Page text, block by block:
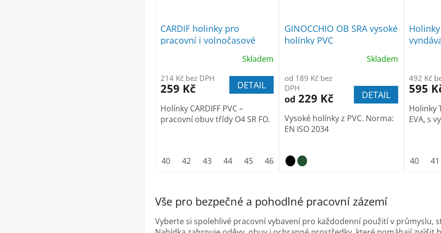
CARDIF holinky pro
pracovní i volnočasové
Skladem
214 Kč bez DPH
259 Kč DETAIL
Holínky CARDIFF PVC –
pracovní obuv třídy O4 SR FO.
40 42 43 44 45 46 47
GINOCCHIO OB SRA vysoké
holínky PVC
Skladem
od 189 Kč bez
DPH
od 229 Kč DETAIL
Vysoké holínky z PVC. Norma:
EN ISO 2034
Holinky
492 Kč
595
Holinky
EVA, s
40 41
d
Vše pro bezpečné a pohodlné pracovní zázemí
Vyberte si spolehlivé pracovní vybavení pro každodenní použití v průmyslu,